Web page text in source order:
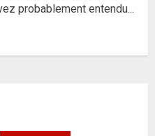
probablement entendu...